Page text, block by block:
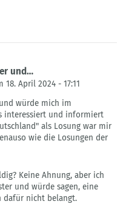
und…
April 2024 - 17:11
würde mich im
interessiert und informiert
als Losung war mir
wie die Losungen der
Keine Ahnung, aber ich
und würde sagen, eine
dafür nicht belangt.